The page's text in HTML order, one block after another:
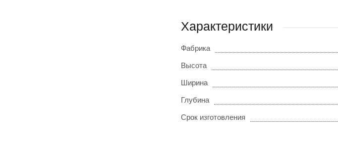
Характеристики
Фабрика
Высота
Ширина
Глубина
Срок изготовления